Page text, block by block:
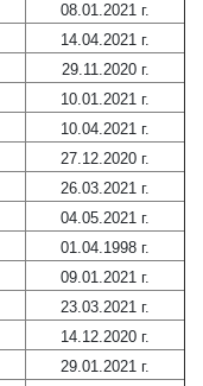
08.01.2021 г.
14.04.2021 г.
29.11.2020 г.
10.01.2021 г.
10.04.2021 г.
27.12.2020 г.
26.03.2021 г.
04.05.2021 г.
01.04.1998 г.
09.01.2021 г.
23.03.2021 г.
14.12.2020 г.
29.01.2021 г.